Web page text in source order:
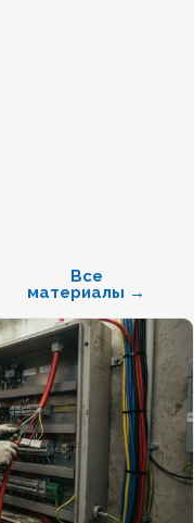
Все
материалы →